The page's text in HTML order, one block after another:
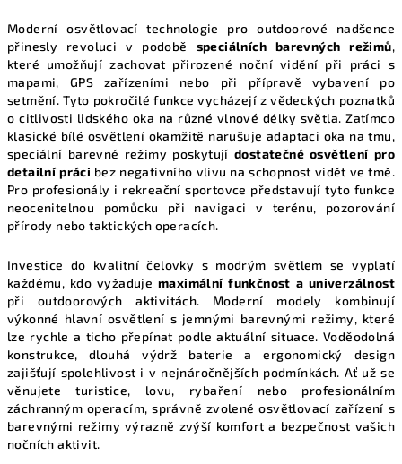
a
c
í
p
r
v
k
y
v
ý
p
s
Moderní osvětlovací technologie pro outdoorové nadšence
přinesly revoluci v podobě speciálních barevných režimů,
které umožňují zachovat přirozené noční vidění při práci s
mapami, GPS zařízeními nebo při přípravě vybavení po
setmění. Tyto pokročilé funkce vycházejí z vědeckých poznatků
o citlivosti lidského oka na různé vlnové délky světla. Zatímco
klasické bílé osvětlení okamžitě narušuje adaptaci oka na tmu,
speciální barevné režimy poskytují dostatečné osvětlení pro
detailní práci bez negativního vlivu na schopnost vidět ve tmě.
Pro profesionály i rekreační sportovce představují tyto funkce
neocenitelnou pomůcku při navigaci v terénu, pozorování
přírody nebo taktických operacích.
Investice do kvalitní čelovky s modrým světlem se vyplatí
každému, kdo vyžaduje maximální funkčnost a univerzálnost
při outdoorových aktivitách. Moderní modely kombinují
výkonné hlavní osvětlení s jemnými barevnými režimy, které
lze rychle a ticho přepínat podle aktuální situace. Voděodolná
konstrukce, dlouhá výdrž baterie a ergonomický design
zajišťují spolehlivost i v nejnáročnějších podmínkách. Ať už se
věnujete turistice, lovu, rybaření nebo profesionálním
záchranným operacím, správně zvolené osvětlovací zařízení s
barevnými režimy výrazně zvýší komfort a bezpečnost vašich
nočních aktivit.